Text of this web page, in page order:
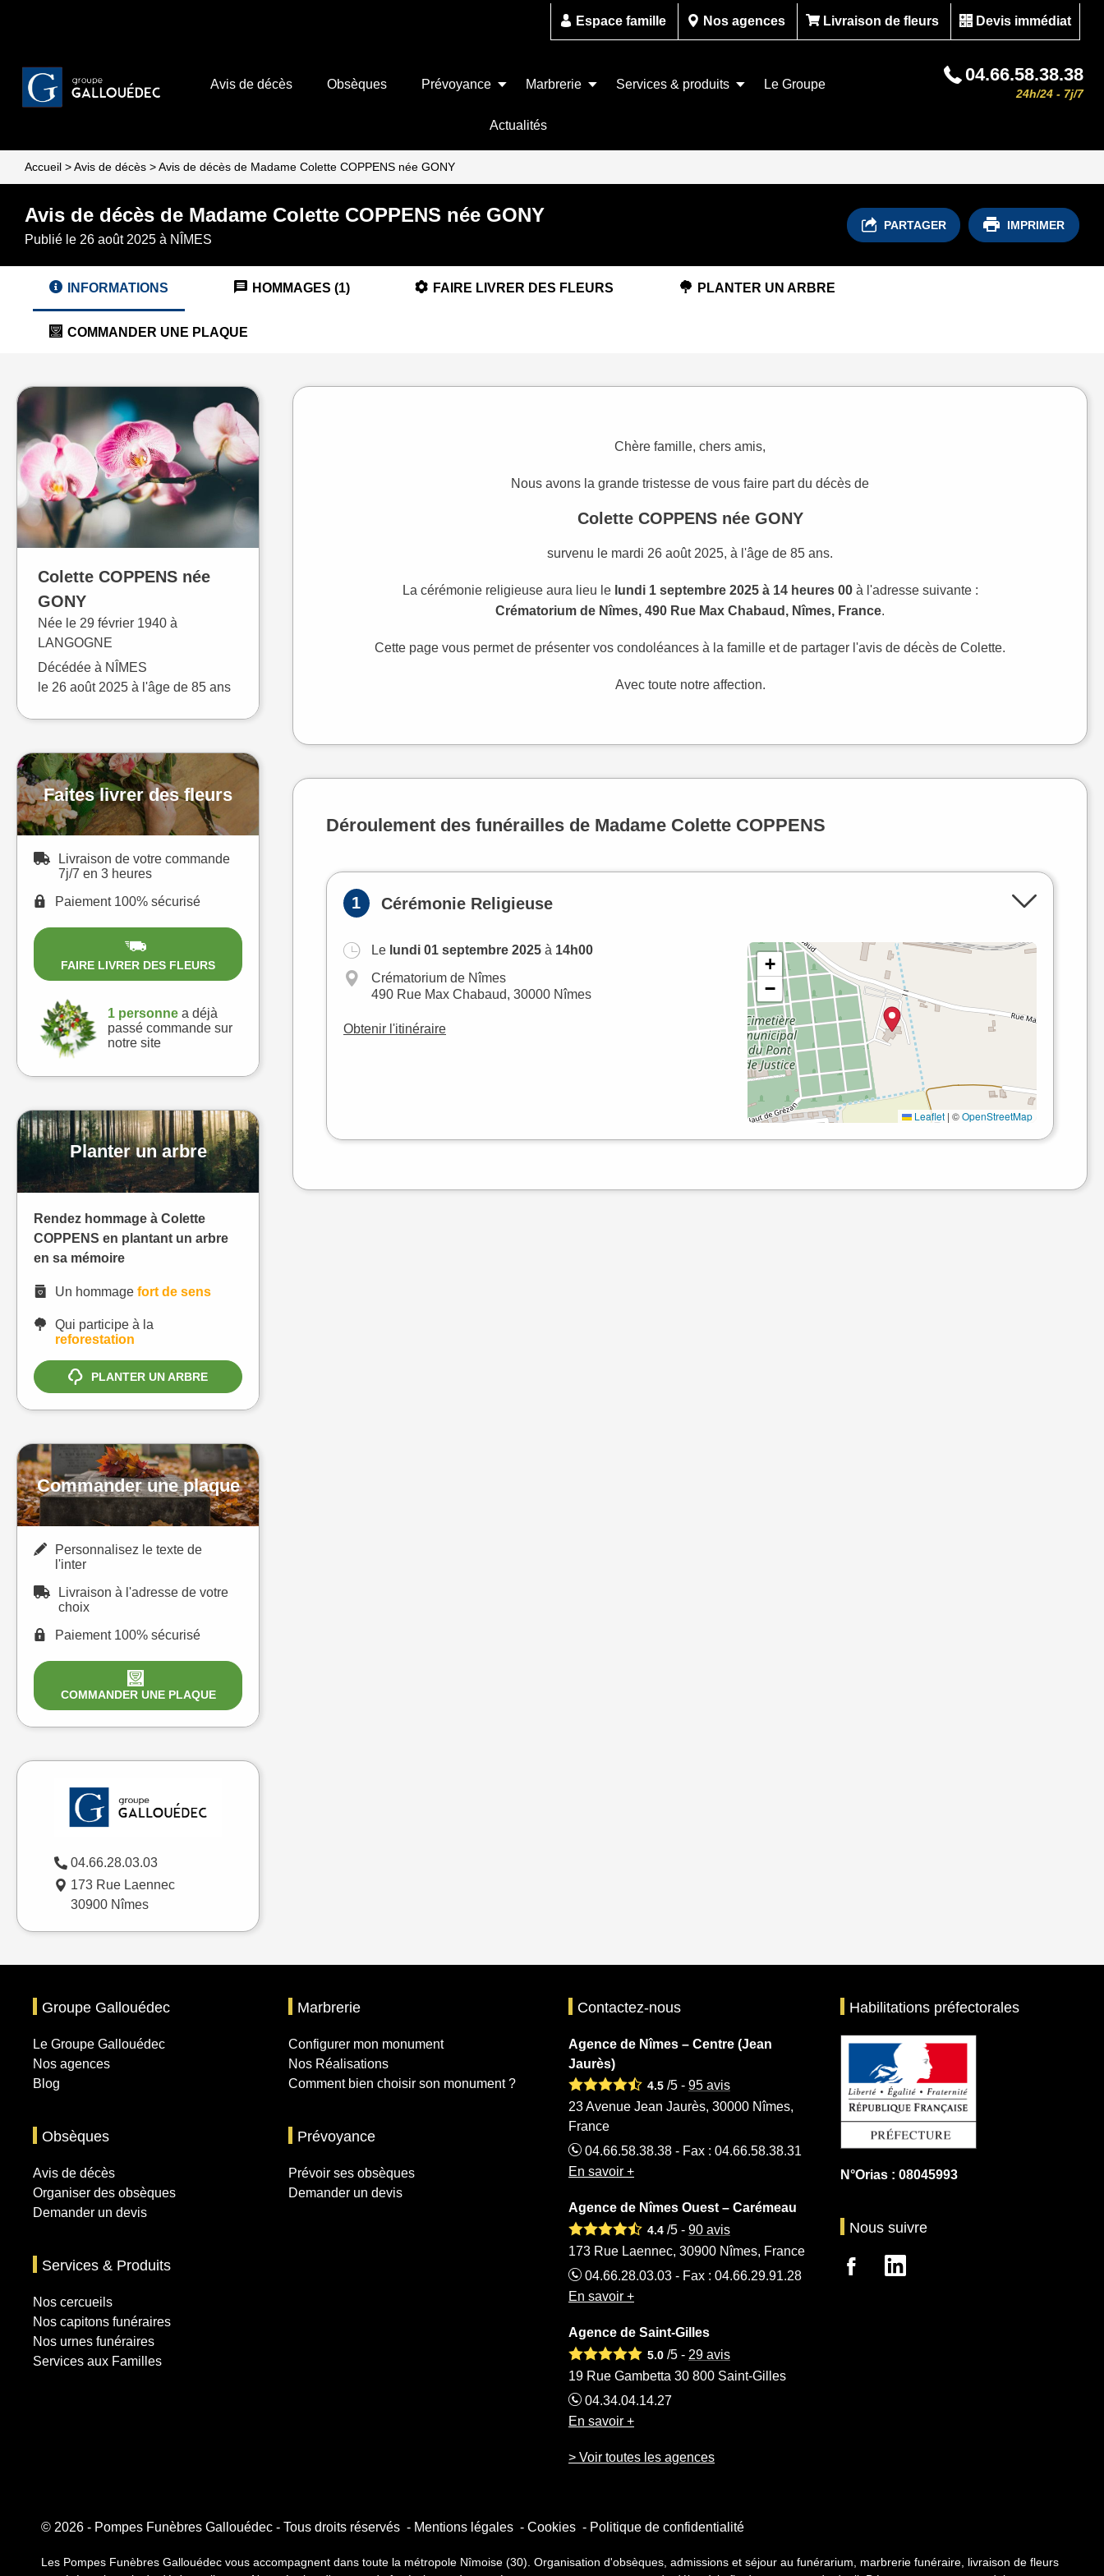
Espace famille Nos agences Livraison de fleurs Devis immédiat
Avis de décès Obsèques Prévoyance Marbrerie Services & produits Le Groupe
Actualités
04.66.58.38.38
24h/24 - 7j/7
Accueil >Avis de décès >Avis de décès de Madame Colette COPPENS née GONY
Avis de décès de Madame Colette COPPENS née GONY
Publié le 26 août 2025 à NÎMES
PARTAGER IMPRIMER
INFORMATIONS HOMMAGES (1) FAIRE LIVRER DES FLEURS PLANTER UN ARBRE
COMMANDER UNE PLAQUE
Colette COPPENS née
GONY
Née le 29 février 1940 à
LANGOGNE
Décédée à NÎMES
le 26 août 2025 à l'âge de 85 ans
Faites livrer des fleurs
Livraison de votre commande
7j/7 en 3 heures
Paiement 100% sécurisé
FAIRE LIVRER DES FLEURS
1 personnea déjà
passé commande sur
notre site
Planter un arbre
Rendez hommage à Colette
COPPENS en plantant un arbre
en sa mémoire
Un hommage fort de sens
Qui participe à la
reforestation
PLANTER UN ARBRE
Commander une plaque
Personnalisez le texte de
l'inter
Livraison à l'adresse de votre
choix
Paiement 100% sécurisé
COMMANDER UNE PLAQUE
04.66.28.03.03
173 Rue Laennec
30900 Nîmes
Chère famille, chers amis,
Nous avons la grande tristesse de vous faire part du décès de
Colette COPPENS née GONY
survenu le mardi 26 août 2025, à l'âge de 85 ans.
La cérémonie religieuse aura lieu le lundi 1 septembre 2025 à 14 heures 00à l'adresse suivante :
Crématorium de Nîmes, 490 Rue Max Chabaud, Nîmes, France.
Cette page vous permet de présenter vos condoléances à la famille et de partager l'avis de décès de Colette.
Avec toute notre affection.
Déroulement des funérailles de Madame Colette COPPENS
1 Cérémonie Religieuse
Le lundi 01 septembre 2025 à 14h00
Crématorium de Nîmes
490 Rue Max Chabaud, 30000 Nîmes
Obtenir l'itinéraire
+
−
Leaflet | ©OpenStreetMap
Groupe Gallouédec
Le Groupe Gallouédec
Nos agences
Blog
Marbrerie
Configurer mon monument
Nos Réalisations
Comment bien choisir son monument ?
Obsèques
Avis de décès
Organiser des obsèques
Demander un devis
Prévoyance
Prévoir ses obsèques
Demander un devis
Services & Produits
Nos cercueils
Nos capitons funéraires
Nos urnes funéraires
Services aux Familles
Contactez-nous
Agence de Nîmes – Centre (Jean
Jaurès)
4.5 /5 - 95 avis
23 Avenue Jean Jaurès, 30000 Nîmes,
France
04.66.58.38.38 - Fax : 04.66.58.38.31
En savoir +
Agence de Nîmes Ouest – Carémeau
4.4 /5 - 90 avis
173 Rue Laennec, 30900 Nîmes, France
04.66.28.03.03 - Fax : 04.66.29.91.28
En savoir +
Agence de Saint-Gilles
5.0 /5 - 29 avis
19 Rue Gambetta 30 800 Saint-Gilles
04.34.04.14.27
En savoir +
> Voir toutes les agences
Habilitations préfectorales
N°Orias : 08045993
Nous suivre
© 2026 - Pompes Funèbres Gallouédec - Tous droits réservés Mentions légales Cookies Politique de confidentialité
Les Pompes Funèbres Gallouédec vous accompagnent dans toute la métropole Nîmoise (30). Organisation d'obsèques, admissions et séjour au funérarium, marbrerie funéraire, livraison de fleurs